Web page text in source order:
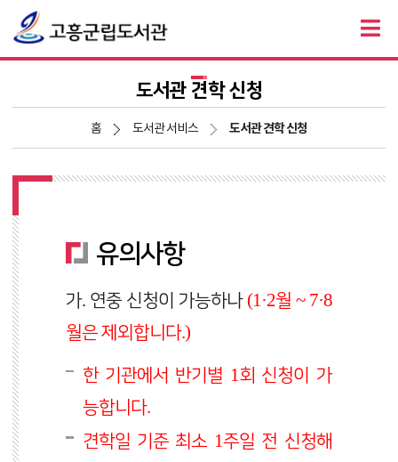
도서관 견학 신청
홈 도서관 서비스 도서관 견학 신청
유의사항
가. 연중 신청이 가능하나 (1·2월 ~ 7·8
월은 제외합니다.)
한 기관에서 반기별 1회 신청이 가
능합니다.
견학일 기준 최소 1주일 전 신청해